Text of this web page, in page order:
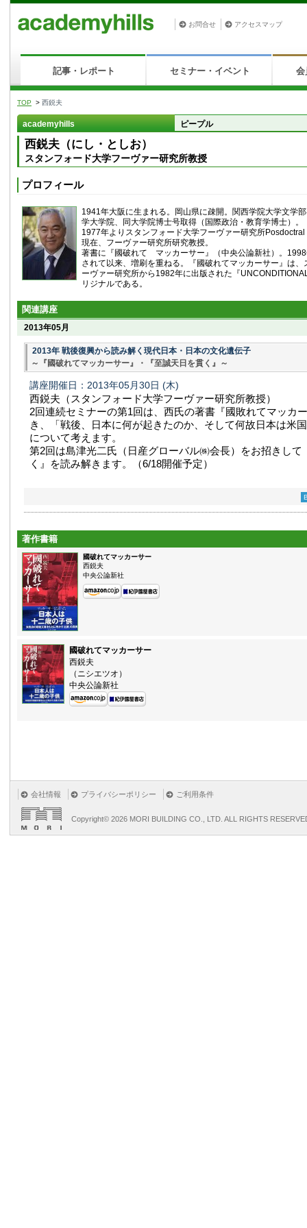
お問合せ アクセスマップ
記事・レポート セミナー・イベント 会
TOP > 西鋭夫
academyhills ピープル
西鋭夫（にし・としお）
スタンフォード大学フーヴァー研究所教授
プロフィール
1941年大阪に生まれる。岡山県に疎開。関西学院大学文学
学大学院、同大学院博士号取得（国際政治・教育学博士）。
1977年よりスタンフォード大学フーヴァー研究所
現在、フーヴァー研究所研究教授。
著書に『國破れて マッカーサー』（中央公論新社）。
されて以来、増刷を重ねる。『國破れてマッカーサー』は、
ーヴァー研究所から1982年に出版された『
リジナルである。
関連講座
2013年05月
2013年 戦後復興から読み解く現代日本・日本の文化遺伝子
～『國破れてマッカーサー』・『至誠天日を貫く』～
講座開催日：2013年05月30日 (木)
西鋭夫（スタンフォード大学フーヴァー研究所教授）
2回連続セミナーの第1回は、西氏の著書『國敗れてマッカ
き、「戦後、日本に何が起きたのか、そして何故日本は米
について考えます。
第2回は島津光二氏（日産グローバル㈱会長）をお招きして
く』を読み解きます。（6/18開催予定）
著作書籍
國破れてマッカーサー
西鋭夫
中央公論新社
國破れてマッカーサー
西鋭夫
（ニシエツオ）
中央公論新社
会社情報 プライバシーポリシー ご利用条件
Copyright© 2026 MORI BUILDING CO., LTD. ALL RIGHTS